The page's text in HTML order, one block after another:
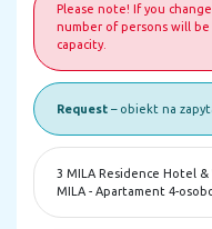
Please note! If you
number of persons will
capacity.
Request – obiekt na
3 MILA Residence Hotel &
MILA - Apartament 4-